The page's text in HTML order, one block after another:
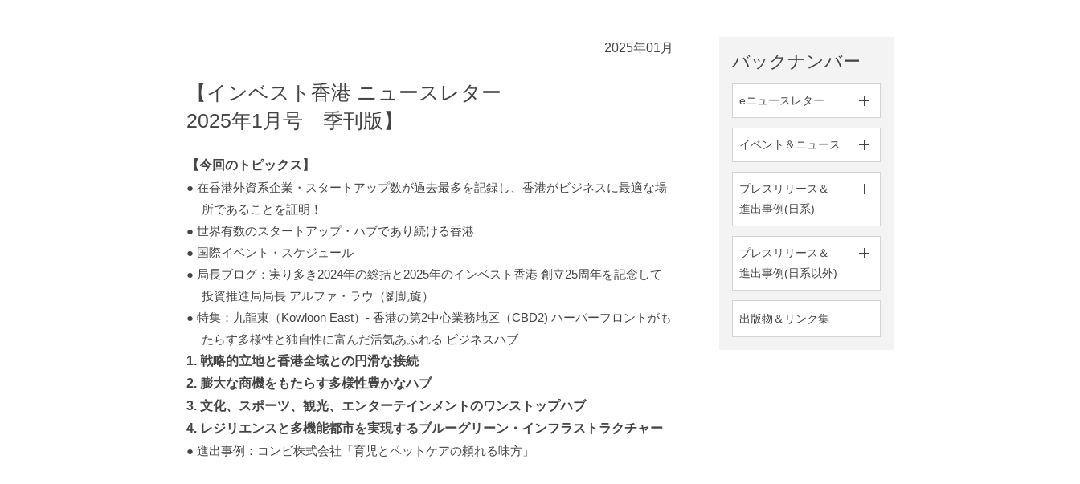
バックナンバー
eニュースレター
イベント＆ニュース
プレスリリース＆
進出事例(日系)
プレスリリース＆
進出事例(日系以外)
出版物＆リンク集
2025年01月
【インベスト香港 ニュースレター
2025年1月号 季刊版】
【今回のトピックス】
● 在香港外資系企業・スタートアップ数が過去最多を記録し、香港がビジネスに最適な場
所であることを証明！
● 世界有数のスタートアップ・ハブであり続ける香港
● 国際イベント・スケジュール
● 局長ブログ：実り多き2024年の総括と2025年のインベスト香港 創立25周年を記念して
投資推進局局長 アルファ・ラウ（劉凱旋）
● 特集：九龍東（Kowloon East）- 香港の第2中心業務地区（CBD2) ハーバーフロントがも
たらす多様性と独自性に富んだ活気あふれる ビジネスハブ
1. 戦略的立地と香港全域との円滑な接続
2. 膨大な商機をもたらす多様性豊かなハブ
3. 文化、スポーツ、観光、エンターテインメントのワンストップハブ
4. レジリエンスと多機能都市を実現するブルーグリーン・インフラストラクチャー
● 進出事例：コンビ株式会社「育児とペットケアの頼れる味方」